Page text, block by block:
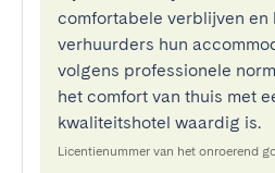
comfortabele verblijven en
verhuurders hun
volgens professionele
het comfort van thuis met
kwaliteitshotel waardig is.
Licentienummer van het onroerend